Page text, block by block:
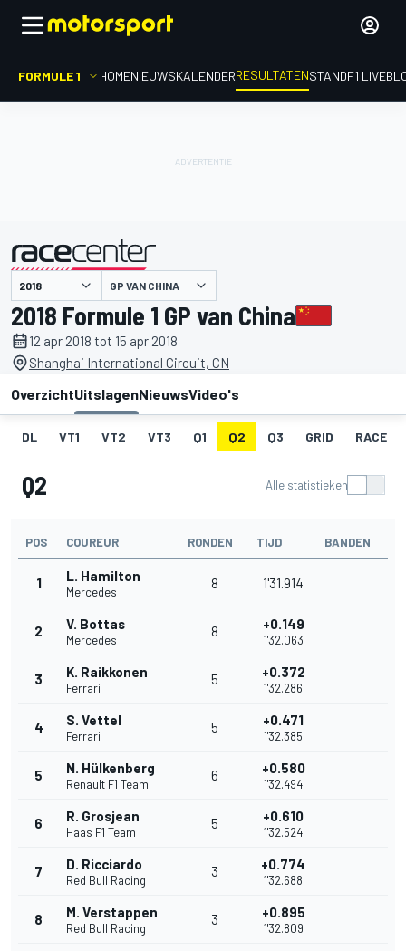
FORMULE 1 HOMENIEUWSKALENDERRESULTATENSTANDF1
gepresenteerd door GP VAN CHINA
2018 Formule 1 GP van China
12 apr 2018 tot 15 apr 2018
Shanghai International Circuit, CN
OverzichtUitslagenNieuwsVideo's
DL VT1 VT2 VT3 Q1 Q2 Q3 GRID RACE
Q2 Alle statistieken
POS COUREUR RONDEN TIJD BANDEN
1 L. Hamilton
Mercedes
8 1'31.914
2 V. Bottas
Mercedes
8 +0.149
1'32.063
3 K. Raikkonen
Ferrari
5 +0.372
1'32.286
4 S. Vettel
Ferrari
5 +0.471
1'32.385
5 N. Hülkenberg
Renault F1 Team
6 +0.580
1'32.494
6 R. Grosjean
Haas F1 Team
5 +0.610
1'32.524
7 D. Ricciardo
Red Bull Racing
3 +0.774
1'32.688
8 M. Verstappen
Red Bull Racing
3 +0.895
1'32.809